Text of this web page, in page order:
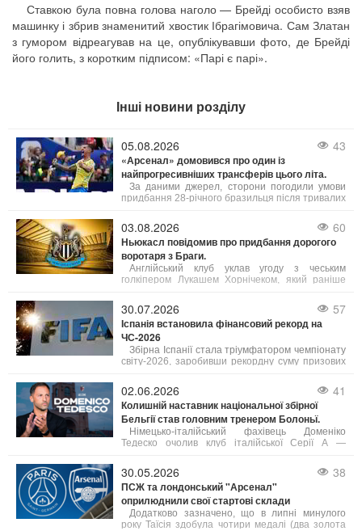
Ставкою була повна голова наголо — Брейді особисто взяв
машинку і збрив знаменитий хвостик Ібрагімовича. Сам Златан
з гумором відреагував на це, опублікувавши фото, де Брейді
його голить, з коротким підписом: «Парі є парі».
Інші новини розділу
05.08.2026 43
«Арсенал» домовився про один із
найпрогресивніших трансферів цього літа.
За даними джерел, сторони погодили умови
придбання 28-річного бразильця після тривалих
були затверджені ще в липні. «Каноніри»
заплатять за хавбека 75 мільйонів фунтів
стерлінгів (87,5 млн євро).
03.08.2026 60
Ньюкасл повідомив про придбання дорогого
воротаря з Браги.
Англійський клуб уклав угоду з чеським
голкіпером Лукашем Хорнічеком, який раніше
трансферу склала близько 28 мільйонів євро.
30.07.2026 57
Іспанія встановила фінансовий рекорд на
ЧС-2026
Збірна Іспанії стала тріумфатором чемпіонату
світу-2026, заробивши рекордну суму призових
перемогу та 1,5 млн компенсації за підготовку).
За даними FIFA, загальний призовий фонд
мундіалю сягнув безпрецедентних 727 млн
доларів.
02.06.2026 41
Колишній наставник національної збірної
Бельгії став головним тренером Болоньї.
Німецько-італійський фахівець Доменіко
Тедеско очолив клуб італійської Серії А —
Він підписав угоду, розраховану до 30 червня
2028 року, з опцією продовження ще на один
сезон.
30.05.2026 38
ПСЖ та лондонський "Арсенал"
оприлюднили свої стартові склади
Додатково зазначено, що в липні минулого
року Таїсія здобула чотири медалі (два золота